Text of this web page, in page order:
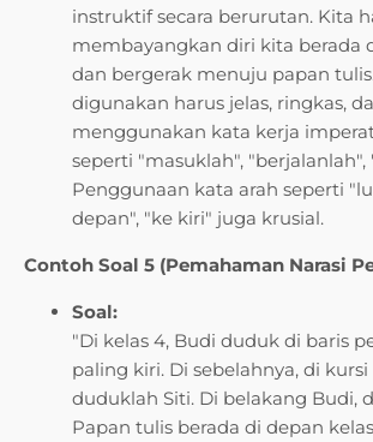
instruktif secara berurutan. Kita
membayangkan diri kita berada
dan bergerak menuju papan
digunakan harus jelas, ringkas,
menggunakan kata kerja
seperti "masuklah", "berjalanlah",
Penggunaan kata arah seperti
depan", "ke kiri" juga krusial.
Contoh Soal 5 (Pemahaman Narasi
Soal:
"Di kelas 4, Budi duduk di baris
paling kiri. Di sebelahnya, di kursi
duduklah Siti. Di belakang Budi,
Papan tulis berada di depan